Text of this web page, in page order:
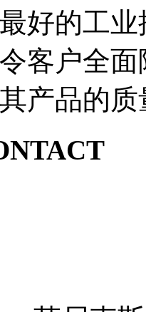
好的工
客户全
产品的